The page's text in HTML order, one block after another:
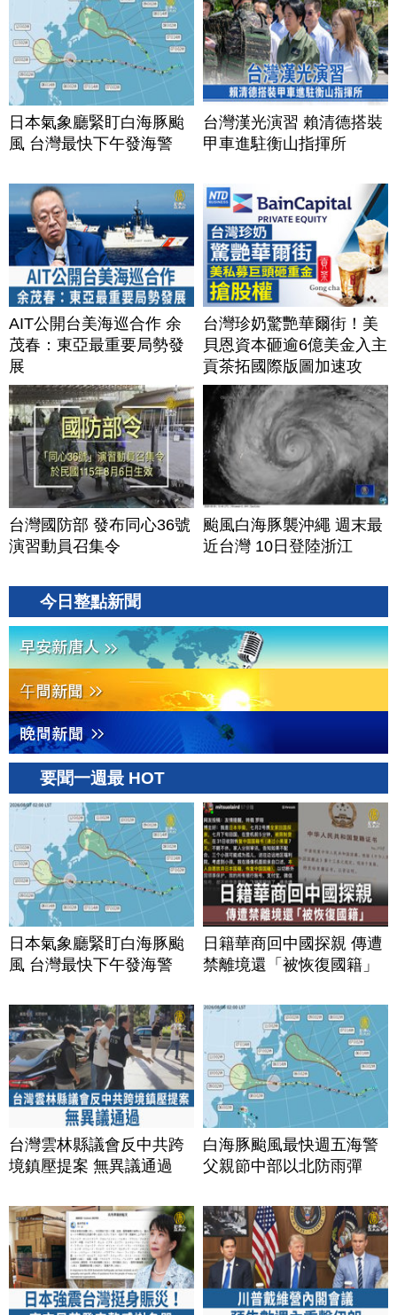
日本氣象廳緊盯白海豚颱
風 台灣最快下午發海警
台灣漢光演習 賴清德搭裝
甲車進駐衡山指揮所
AIT公開台美海巡合作 余
茂春：東亞最重要局勢發
展
台灣珍奶驚艷華爾街！美
貝恩資本砸逾6億美金入主
貢茶拓國際版圖加速攻
美？｜#財經新聞｜
20260806(四)
台灣國防部 發布同心36號
演習動員召集令
颱風白海豚襲沖繩 週末最
近台灣 10日登陸浙江
今日整點新聞
要聞一週最 HOT
日本氣象廳緊盯白海豚颱
風 台灣最快下午發海警
日籍華商回中國探親 傳遭
禁離境還「被恢復國籍」
台灣雲林縣議會反中共跨
境鎮壓提案 無異議通過
白海豚颱風最快週五海警
父親節中部以北防雨彈